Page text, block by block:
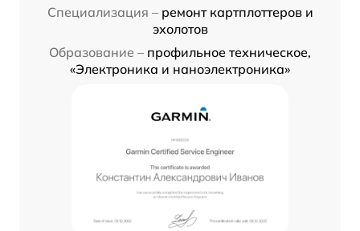
Специализация – ремонт картплоттеров и
эхолотов
Образование – профильное техническое,
«Электроника и наноэлектроника»